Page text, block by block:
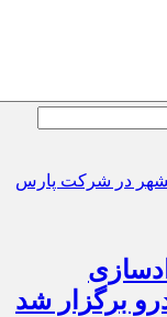
برگزار شد